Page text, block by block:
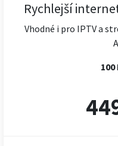
Rychlejší
Vhodné i pro IPTV a
100